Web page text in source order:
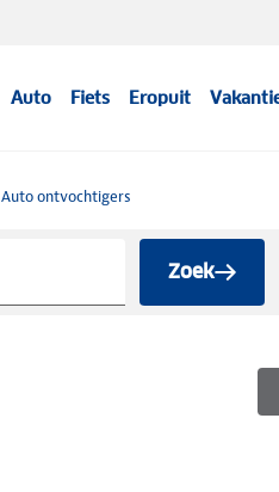
Auto Fiets Eropuit
Auto ontvochtigers
Zoek